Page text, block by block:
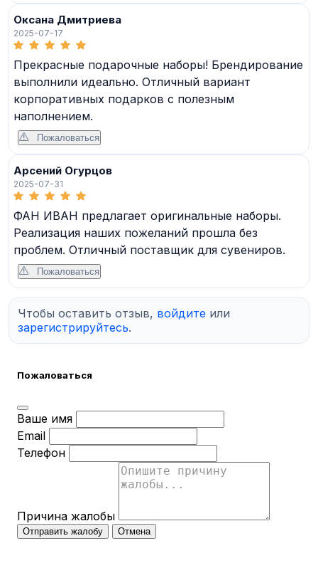
Оксана Дмитриева
2025-07-17
Прекрасные подарочные наборы! Брендирование
выполнили идеально. Отличный вариант
корпоративных подарков с полезным
наполнением.
Пожаловаться
Арсений Огурцов
2025-07-31
ФАН ИВАН предлагает оригинальные наборы.
Реализация наших пожеланий прошла без
проблем. Отличный поставщик для сувениров.
Пожаловаться
Чтобы оставить отзыв, войдите или
зарегистрируйтесь.
Пожаловаться
Ваше имя
Email
Телефон
Причина жалобы
Отправить жалобу Отмена